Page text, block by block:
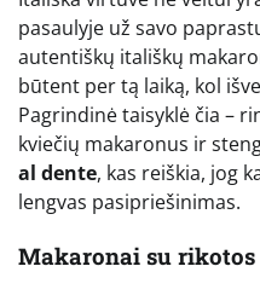
pasaulyje už savo
autentiškų itališkų
būtent per tą laiką, kol
Pagrindinė taisyklė čia –
kviečių makaronus ir
al dente, kas reiškia, jog
lengvas pasipriešinimas.
Makaronai su